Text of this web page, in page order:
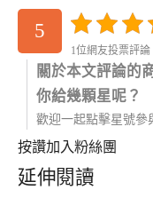
5
1位網友投票評論
關於本文評論的
你給幾顆星呢？
歡迎一起點擊星號參
按讚加入粉絲團
延伸閱讀